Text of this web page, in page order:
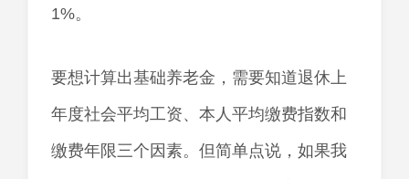
1%。
要想计算出基础养老金，需要知道退休上
年度社会平均工资、本人平均缴费指数和
缴费年限三个因素。但简单点说，如果我